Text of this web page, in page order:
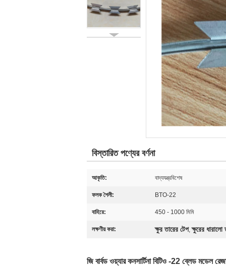
বিস্তারিত পণ্যের বর্ণনা
আকৃতি: বাদ্যযন্ত্রবিশেষ
ফলক শৈলী: BTO-22
বাহিরে: 450 - 1000 মিমি
লক্ষণীয় করা: ক্ষুর তারের টেপ,ক্ষুরের ধারালো
জি বার্বড ওয়্যার কনসার্টিনা বিটিও -22 ব্লেড মডেল